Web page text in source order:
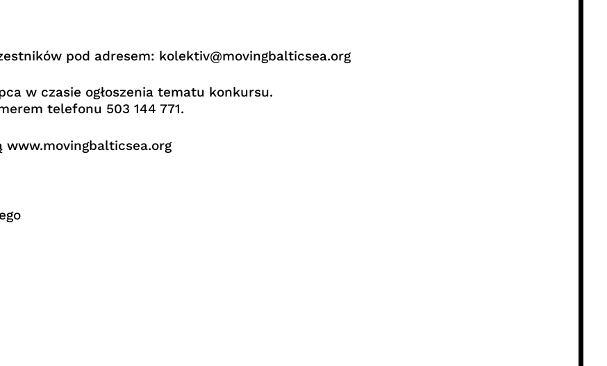
pod adresem: kolektiv@movingbalticsea.org
w czasie ogłoszenia tematu konkursu.
telefonu 503 144 771.